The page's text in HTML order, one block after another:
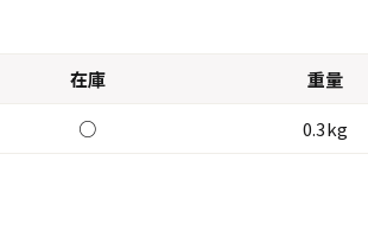
在庫 重量
○ 0.3kg